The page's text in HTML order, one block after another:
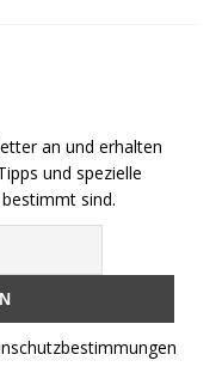
an und erhalten
und spezielle
sind.